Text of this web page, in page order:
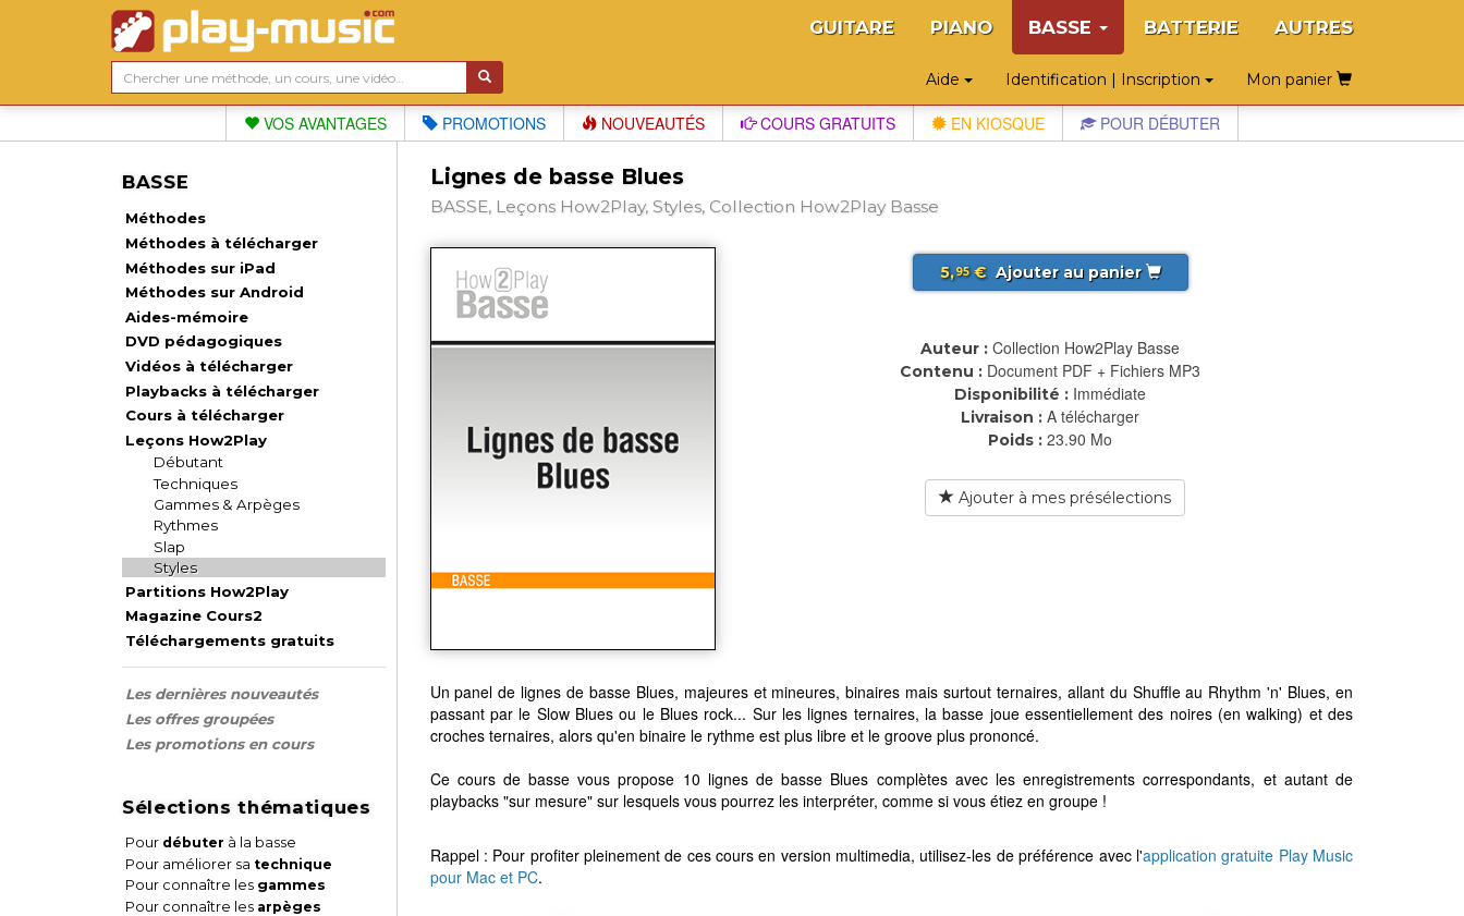
GUITARE PIANO BASSE BATTERIE AUTRES
Aide Identification | Inscription Mon panier
VOS AVANTAGES PROMOTIONS NOUVEAUTÉS COURS GRATUITS EN KIOSQUE POUR DÉBUTER
BASSE
Méthodes
Méthodes à télécharger
Méthodes sur iPad
Méthodes sur Android
Aides-mémoire
DVD pédagogiques
Vidéos à télécharger
Playbacks à télécharger
Cours à télécharger
Leçons How2Play
Débutant
Techniques
Gammes & Arpèges
Rythmes
Slap
Styles
Partitions How2Play
Magazine Cours2
Téléchargements gratuits
Les dernières nouveautés
Les offres groupées
Les promotions en cours
Sélections thématiques
Pour débuter à la basse
Pour améliorer sa technique
Pour connaître les gammes
Pour connaître les arpèges
Lignes de basse Blues
BASSE, Leçons How2Play, Styles, Collection How2Play Basse
5,95€ Ajouter au panier
Auteur : Collection How2Play Basse
Contenu : Document PDF + Fichiers MP3
Disponibilité : Immédiate
Livraison : A télécharger
Poids : 23.90 Mo
Ajouter à mes présélections
Un panel de lignes de basse Blues, majeures et mineures, binaires mais surtout ternaires, allant du Shuffle au Rhythm 'n' Blues, en
passant par le Slow Blues ou le Blues rock... Sur les lignes ternaires, la basse joue essentiellement des noires (en walking) et des
croches ternaires, alors qu'en binaire le rythme est plus libre et le groove plus prononcé.
Ce cours de basse vous propose 10 lignes de basse Blues complètes avec les enregistrements correspondants, et autant de
playbacks "sur mesure" sur lesquels vous pourrez les interpréter, comme si vous étiez en groupe !
Rappel : Pour profiter pleinement de ces cours en version multimedia, utilisez-les de préférence avec l'application gratuite Play Music
pour Mac et PC.